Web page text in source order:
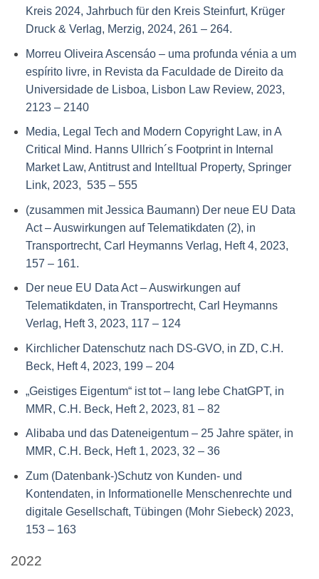
Kreis 2024, Jahrbuch für den Kreis Steinfurt, Krüger
Druck & Verlag, Merzig, 2024, 261 – 264.
Morreu Oliveira Ascensáo – uma profunda vénia a um
espírito livre, in Revista da Faculdade de Direito da
Universidade de Lisboa, Lisbon Law Review, 2023,
2123 – 2140
Media, Legal Tech and Modern Copyright Law, in A
Critical Mind. Hanns Ullrich´s Footprint in Internal
Market Law, Antitrust and Intelltual Property, Springer
Link, 2023, 535 – 555
(zusammen mit Jessica Baumann) Der neue EU Data
Act – Auswirkungen auf Telematikdaten (2), in
Transportrecht, Carl Heymanns Verlag, Heft 4, 2023,
157 – 161.
Der neue EU Data Act – Auswirkungen auf
Telematikdaten, in Transportrecht, Carl Heymanns
Verlag, Heft 3, 2023, 117 – 124
Kirchlicher Datenschutz nach DS-GVO, in ZD, C.H.
Beck, Heft 4, 2023, 199 – 204
„Geistiges Eigentum“ ist tot – lang lebe ChatGPT, in
MMR, C.H. Beck, Heft 2, 2023, 81 – 82
Alibaba und das Dateneigentum – 25 Jahre später, in
MMR, C.H. Beck, Heft 1, 2023, 32 – 36
Zum (Datenbank-)Schutz von Kunden- und
Kontendaten, in Informationelle Menschenrechte und
digitale Gesellschaft, Tübingen (Mohr Siebeck) 2023,
153 – 163
2022